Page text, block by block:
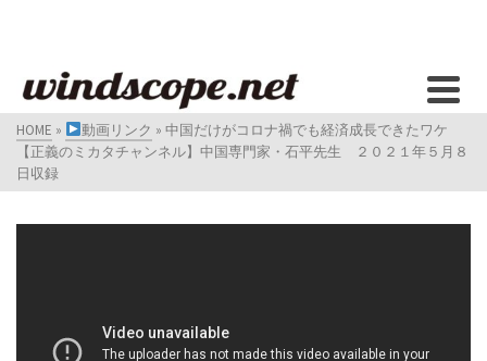
HOME » 動画リンク » 中国だけがコロナ禍でも経済成長できたワケ
【正義のミカタチャンネル】中国専門家・石平先生 ２０２１年５月８
日収録